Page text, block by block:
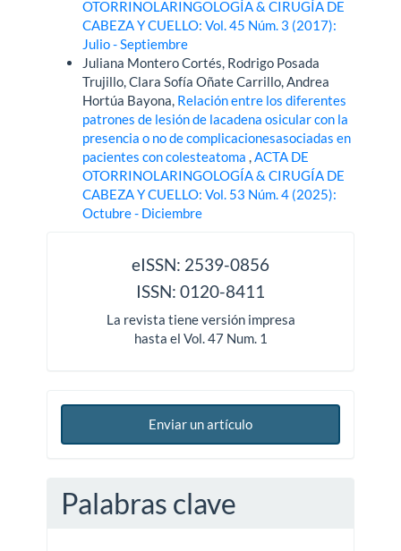
OTORRINOLARINGOLOGÍA & CIRUGÍA DE
CABEZA Y CUELLO: Vol. 45 Núm. 3 (2017):
Julio - Septiembre
Juliana Montero Cortés, Rodrigo Posada
Trujillo, Clara Sofía Oñate Carrillo, Andrea
Hortúa Bayona, Relación entre los diferentes
patrones de lesión de lacadena osicular con la
presencia o no de complicacionesasociadas en
pacientes con colesteatoma,ACTA DE
OTORRINOLARINGOLOGÍA & CIRUGÍA DE
CABEZA Y CUELLO: Vol. 53 Núm. 4 (2025):
Octubre - Diciembre
eISSN: 2539-0856
ISSN: 0120-8411
La revista tiene versión impresa
hasta el Vol. 47 Num. 1
Enviar un artículo
Palabras clave